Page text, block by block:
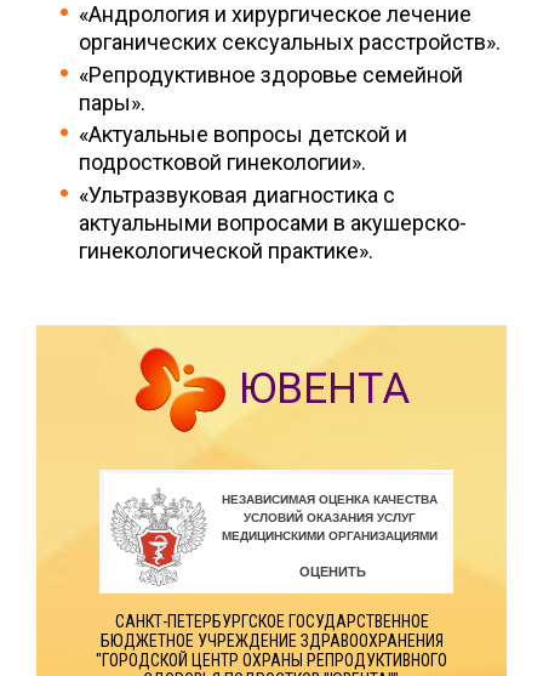
«Андрология и хирургическое лечение
органических сексуальных расстройств».
«Репродуктивное здоровье семейной
пары».
«Актуальные вопросы детской и
подростковой гинекологии».
«Ультразвуковая диагностика с
актуальными вопросами в акушерско-
гинекологической практике».
ЮВЕНТА
САНКТ-ПЕТЕРБУРГСКОЕ ГОСУДАРСТВЕННОЕ
БЮДЖЕТНОЕ УЧРЕЖДЕНИЕ ЗДРАВООХРАНЕНИЯ
"ГОРОДСКОЙ ЦЕНТР ОХРАНЫ РЕПРОДУКТИВНОГО